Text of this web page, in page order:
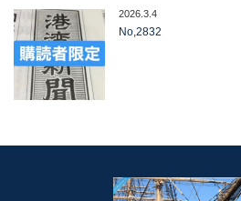
2026.3.4
No,2832